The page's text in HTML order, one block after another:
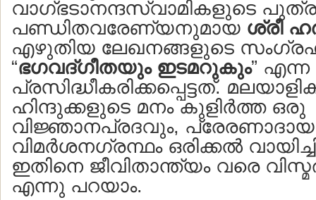
വാഗ്ഭടാനന്ദസ്വാമികളുടെ
പണ്ഡിതവരേണ്യനുമായ ശ്രീ
എഴുതിയ ലേഖനങ്ങളുടെ
“ഭഗവദ്ഗീതയും ഇടമറുകും” എന്ന
പ്രസിദ്ധീകരിക്കപ്പെട്ടത്.
ഹിന്ദുക്കളുടെ മനം കുളിര്‍ത്ത ഒരു
വിജ്ഞാനപ്രദവും,
വിമര്‍ശനഗ്രന്ഥം ഒരിക്കല്‍
ഇതിനെ ജീവിതാന്ത്യം വരെ
എന്നു പറയാം.